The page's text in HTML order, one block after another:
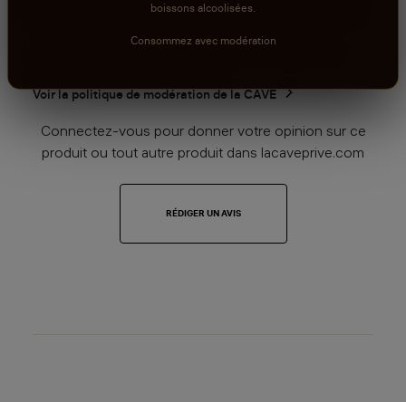
produit ou tout autre produit dans lacaveprive.com
Voir la politique de modération de la CAVE
Connectez-vous pour donner votre opinion sur ce
produit ou tout autre produit dans lacaveprive.com
RÉDIGER UN AVIS
boissons alcoolisées.
Consommez avec modération